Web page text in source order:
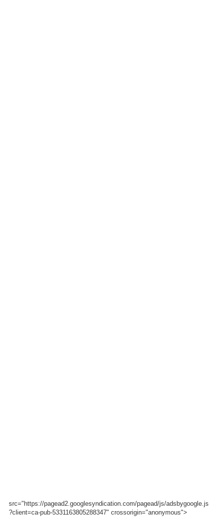
src="https://pagead2.googlesyndication.com/pagead/js/adsbygoogle.js
?client=ca-pub-5331163805288347" crossorigin="anonymous">